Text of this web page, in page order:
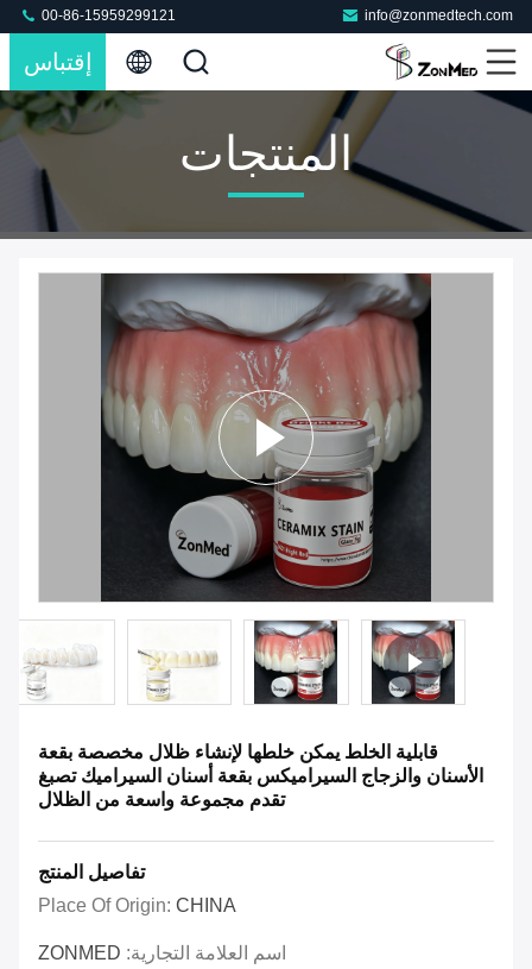
info@zonmedtech.com
00-86-15959299121
إقتباس
المنتجات
قابلية الخلط يمكن خلطها لإنشاء ظلال مخصصة بقعة
الأسنان والزجاج السيراميكس بقعة أسنان السيراميك تصبغ
تقدم مجموعة واسعة من الظلال
تفاصيل المنتج
Place Of Origin: CHINA
اسم العلامة التجارية: ZONMED